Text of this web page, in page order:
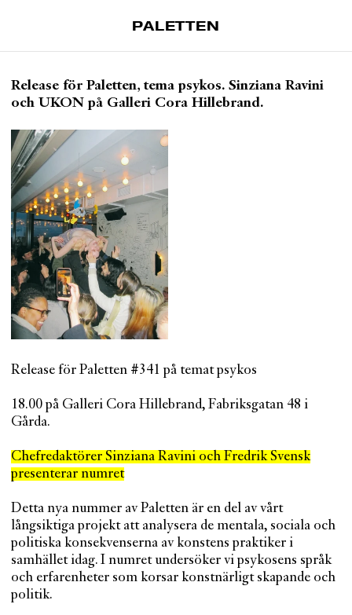
PALETTEN
Tidskrift
Projekt
Prenumerationer
Köp enkelnummer
Nyhetsbrev
Kontakt
Sök
Release för Paletten, tema psykos. Sinziana Ravini
och UKON på Galleri Cora Hillebrand.
Release för Paletten #341 på temat psykos
18.00 på Galleri Cora Hillebrand, Fabriksgatan 48 i
Gårda.
Chefredaktörer Sinziana Ravini och Fredrik Svensk
presenterar numret
Detta nya nummer av Paletten är en del av vårt
långsiktiga projekt att analysera de mentala, sociala och
politiska konsekvenserna av konstens praktiker i
samhället idag. I numret undersöker vi psykosens språk
och erfarenheter som korsar konstnärligt skapande och
politik.